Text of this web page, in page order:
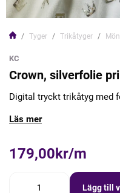
Tyger Trikåtyger
KC
Crown, silverfolie
Digital tryckt trikåtyg med
Läs mer
179,00kr/m
Lägg till